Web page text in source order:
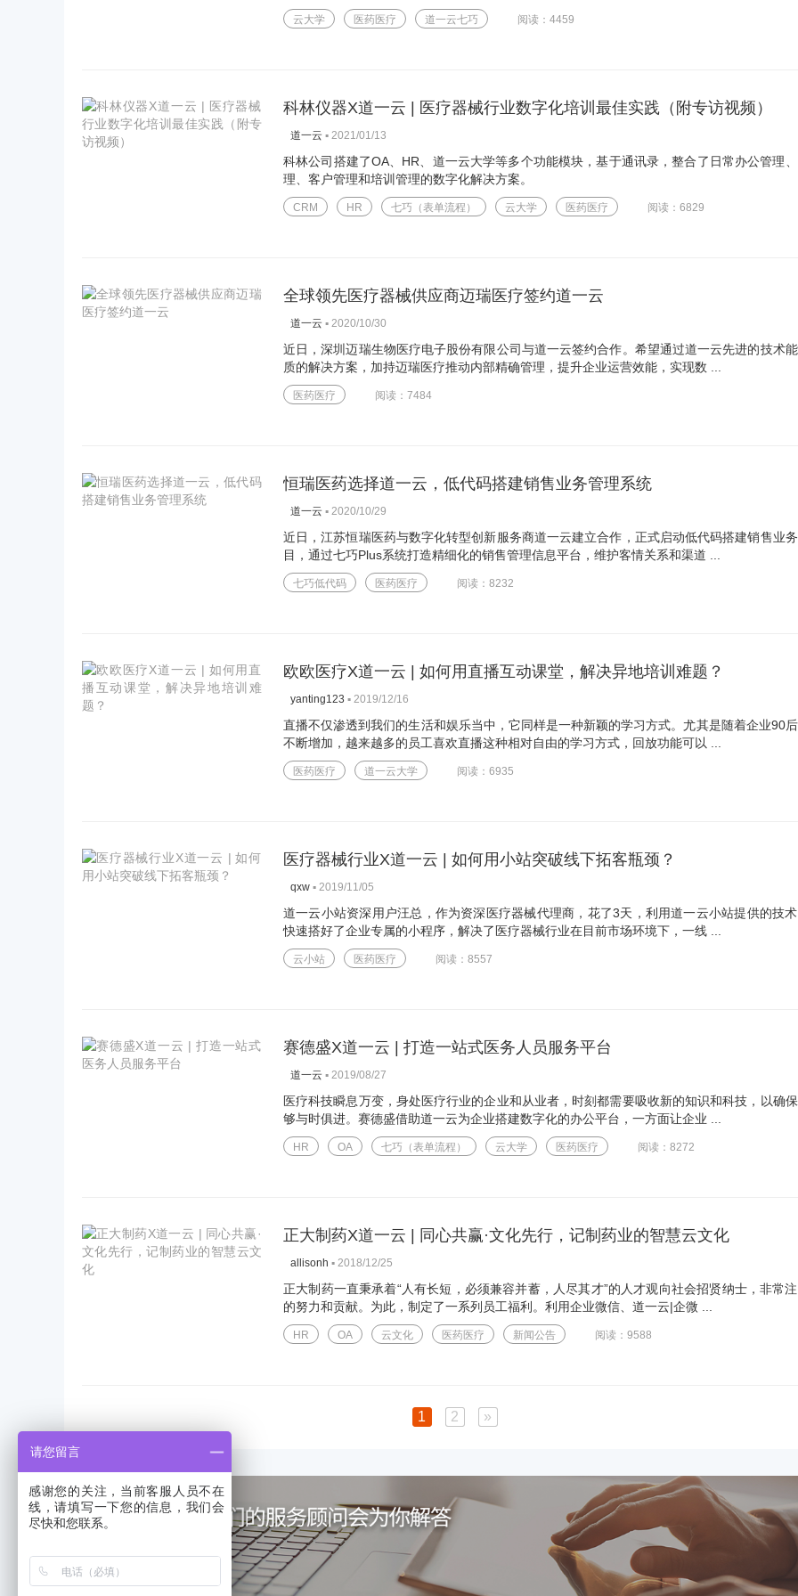
云大学 医药医疗 道一云七巧 阅读：4459
科林仪器X道一云 | 医疗器械行业数字化培训最佳实践（附专访视频）
道一云 ▪ 2021/01/13
科林公司搭建了OA、HR、道一云大学等多个功能模块，基于通讯录，整合了日常办公管理
理、客户管理和培训管理的数字化解决方案。
CRM HR 七巧（表单流程） 云大学 医药医疗 阅读：6829
全球领先医疗器械供应商迈瑞医疗签约道一云
道一云 ▪ 2020/10/30
近日，深圳迈瑞生物医疗电子股份有限公司与道一云签约合作。希望通过道一云先进的技术
质的解决方案，加持迈瑞医疗推动内部精确管理，提升企业运营效能，实现数 ...
医药医疗 阅读：7484
恒瑞医药选择道一云，低代码搭建销售业务管理系统
道一云 ▪ 2020/10/29
近日，江苏恒瑞医药与数字化转型创新服务商道一云建立合作，正式启动低代码搭建销售业
目，通过七巧Plus系统打造精细化的销售管理信息平台，维护客情关系和渠道 ...
七巧低代码 医药医疗 阅读：8232
欧欧医疗X道一云 | 如何用直播互动课堂，解决异地培训难题？
yanting123 ▪ 2019/12/16
直播不仅渗透到我们的生活和娱乐当中，它同样是一种新颖的学习方式。尤其是随着企业90
不断增加，越来越多的员工喜欢直播这种相对自由的学习方式，回放功能可以 ...
医药医疗 道一云大学 阅读：6935
医疗器械行业X道一云 | 如何用小站突破线下拓客瓶颈？
qxw ▪ 2019/11/05
道一云小站资深用户汪总，作为资深医疗器械代理商，花了3天，利用道一云小站提供的技
快速搭好了企业专属的小程序，解决了医疗器械行业在目前市场环境下，一线 ...
云小站 医药医疗 阅读：8557
赛德盛X道一云 | 打造一站式医务人员服务平台
道一云 ▪ 2019/08/27
医疗科技瞬息万变，身处医疗行业的企业和从业者，时刻都需要吸收新的知识和科技，以确
够与时俱进。赛德盛借助道一云为企业搭建数字化的办公平台，一方面让企业 ...
HR OA 七巧（表单流程） 云大学 医药医疗 阅读：8272
正大制药X道一云 | 同心共赢·文化先行，记制药业的智慧云文化
allisonh ▪ 2018/12/25
正大制药一直秉承着“人有长短，必须兼容并蓄，人尽其才”的人才观向社会招贤纳士，非常
的努力和贡献。为此，制定了一系列员工福利。利用企业微信、道一云|企微 ...
HR OA 云文化 医药医疗 新闻公告 阅读：9588
1 2 »
请您留言
感谢您的关注，当前客服人员不在
线，请填写一下您的信息，我们会
尽快和您联系。